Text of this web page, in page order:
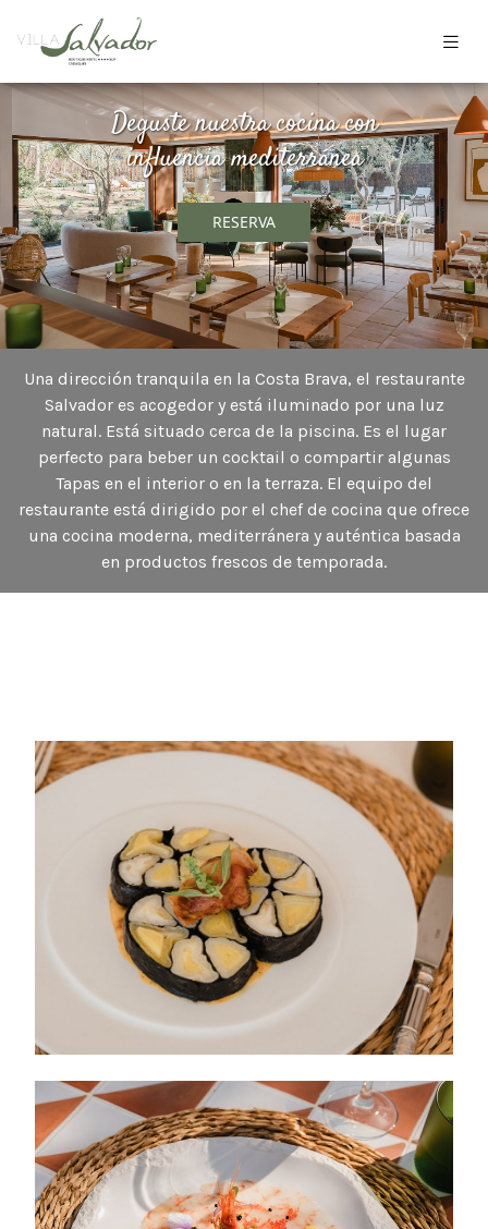
Deguste nuestra cocina con
influencia mediterránea
RESERVA
Una dirección tranquila en la Costa Brava, el restaurante
Salvador es acogedor y está iluminado por una luz
natural. Está situado cerca de la piscina. Es el lugar
perfecto para beber un cocktail o compartir algunas
Tapas en el interior o en la terraza. El equipo del
restaurante está dirigido por el chef de cocina que ofrece
una cocina moderna, mediterránera y auténtica basada
en productos frescos de temporada.